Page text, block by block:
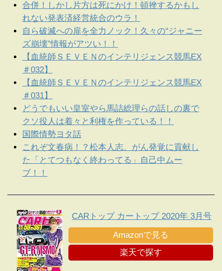
合併！しかし片方は死にかけ！頓挫するかもし
れない発表済経営統合のウラ！
自ら破滅への扉を全力ノック！久々の“ジャニー
ズ崩壊”情報がアツい！！
【血統師ＳＥＶＥＮのインテリジェンス競馬EX
＃032】
【血統師ＳＥＶＥＮのインテリジェンス競馬EX
＃031】
どうでもいい皇室やら馬詰総理らの話しの裏で
クソ役人は着々と利権を作っている！！
国際情勢ヨタ話
これぞ文春病！？松本人志、がん発覚に貢献し
た「とてつもなく終わってる」自己中ムー
ブ！！
CARトップ カートップ 2020年 3月号
Amazonで見る
楽天で探す